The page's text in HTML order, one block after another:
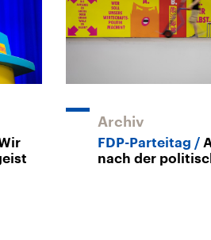
Archiv
FDP-Parteitag
nach der